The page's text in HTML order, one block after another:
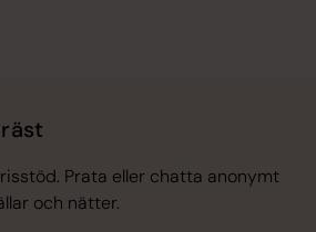
Prata eller chatta anonymt
och nätter.